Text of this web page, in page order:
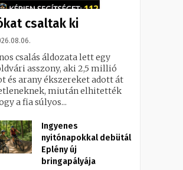
csaltak ki
csalás áldozata lett egy
asszony, aki 2,5 millió
és arany ékszereket adott át
miután elhitették
a fia súlyos...
Ingyenes
nyitónapokkal debütál
Eplény új
bringapályája